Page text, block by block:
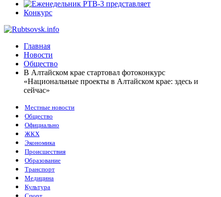
Конкурс
Главная
Новости
Общество
В Алтайском крае стартовал фотоконкурс
«Национальные проекты в Алтайском крае: здесь и
сейчас»
Местные новости
Общество
Официально
ЖКХ
Экономика
Происшествия
Образование
Транспорт
Медицина
Культура